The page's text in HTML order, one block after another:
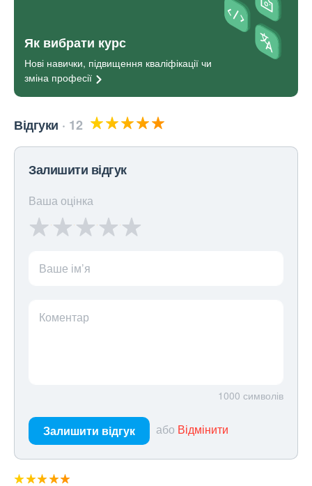
Як вибрати курс
Нові навички, підвищення кваліфікації чи
зміна професії
Відгуки 12
Залишити відгук
Ваша оцінка
Ваше ім’я
Коментар
1000 символів
Залишити відгук або Відмінити